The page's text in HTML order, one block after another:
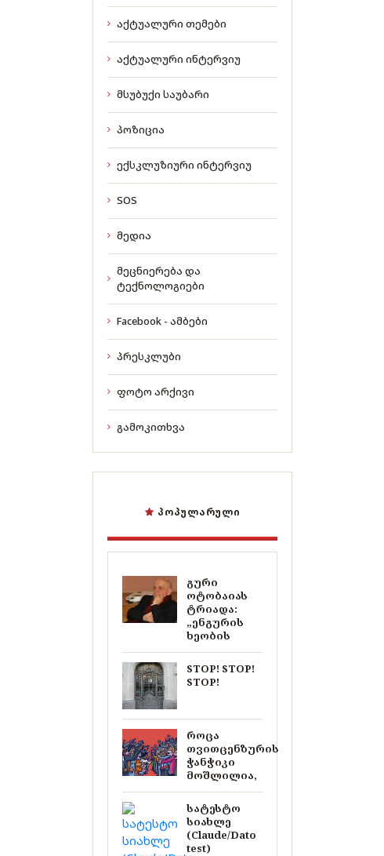
აქტუალური თემები
აქტუალური ინტერვიუ
მსუბუქი საუბარი
პოზიცია
ექსკლუზიური ინტერვიუ
SOS
მედია
მეცნიერება და
ტექნოლოგიები
Facebook - ამბები
პრესკლუბი
ფოტო არქივი
გამოკითხვა
ᲞᲝᲞᲣᲚᲐᲠᲣᲚᲘ
გური
ოტობაიას
ტრიადა:
„ენგურის
ხეობის
STOP! STOP!
STOP!
როცა
თვითცენზურის
ჭანჭიკი
მოშლილია,
სატესტო
სიახლე
(Claude/Dato
test)